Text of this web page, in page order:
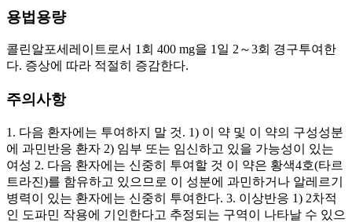
용법용량
콜린알포세레이트로서 1회 400 mg을 1일 2～3회 경구투여한
다. 증상에 따라 적절히 증감한다.
주의사항
1. 다음 환자에는 투여하지 말 것. 1) 이 약 및 이 약의 구성성분
에 과민반응 환자 2) 임부 또는 임신하고 있을 가능성이 있는
여성 2. 다음 환자에는 신중히 투여할 것 이 약은 황색4호(타르
트라진)를 함유하고 있으므로 이 성분에 과민하거나 알레르기
병력이 있는 환자에는 신중히 투여한다. 3. 이상반응 1) 2차적
인 도파민 작용에 기인한다고 추정되는 구역이 나타날 수 있으